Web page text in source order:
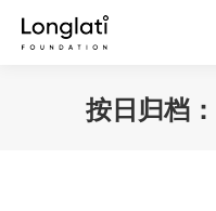
按日归档：